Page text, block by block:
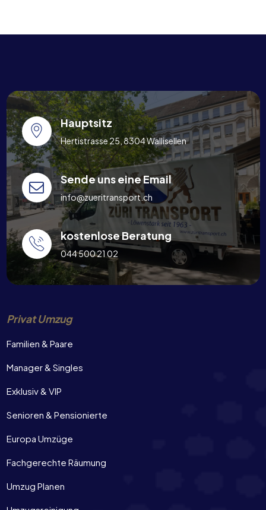
Hauptsitz
Hertistrasse 25, 8304 Wallisellen
Sende uns eine Email
info@zueritransport.ch
kostenlose Beratung
044 500 21 02
Privat Umzug
Familien & Paare
Manager & Singles
Exklusiv & VIP
Senioren & Pensionierte
Europa Umzüge
Fachgerechte Räumung
Umzug Planen